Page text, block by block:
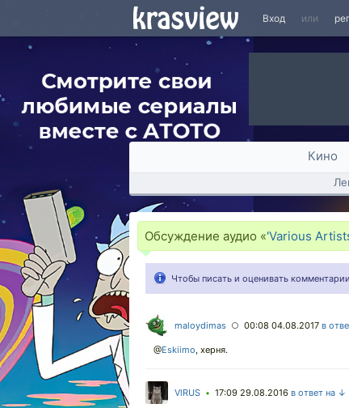
Вход или
Кино
Обсуждение аудио «'Various
Чтобы писать и оценивать
maloydimas ○ 00:08 04.08.2017 в
@Eskiimo, херня.
VlRUS • 17:09 29.08.2016 в ответ на ↓